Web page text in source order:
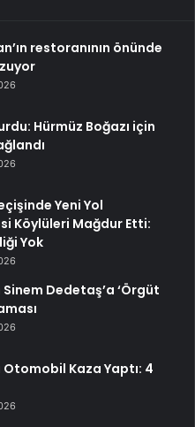
restoranının önünde
Hürmüz Boğazı için
Yeni Yol
Köylüleri Mağdur Etti:
Yok
Sinem Dedetaş’a ‘Örgüt
Kaza Yaptı: 4